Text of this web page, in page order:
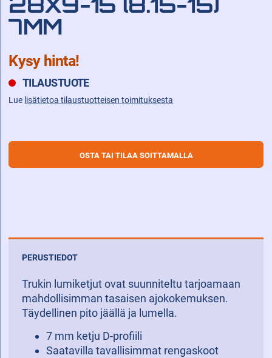
7MM
Kysy hinta!
TILAUSTUOTE
Lue lisätietoa tilaustuotteisen toimituksesta
OSTA TAI TILAA SOITTAMALLA
PERUSTIEDOT
Trukin lumiketjut ovat suunniteltu tarjoamaan
mahdollisimman tasaisen ajokokemuksen.
Täydellinen pito jäällä ja lumella.
7 mm ketju D-profiili
Saatavilla tavallisimmat rengaskoot